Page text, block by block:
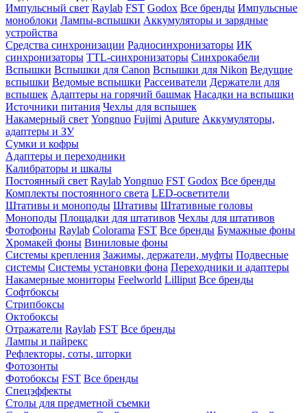
Импульсный свет Raylab FST Godox Все бренды Импульсные
моноблоки Лампы-вспышки Аккумуляторы и зарядные
устройства
Средства синхронизации Радиосинхронизаторы ИК
синхронизаторы TTL-синхронизаторы Синхрокабели
Вспышки Вспышки для Canon Вспышки для Nikon Ведущие
вспышки Ведомые вспышки Рассеиватели Держатели для
вспышек Адаптеры на горячий башмак Насадки на вспышки
Источники питания Чехлы для вспышек
Накамерный свет Yongnuo Fujimi Aputure Аккумуляторы,
адаптеры и ЗУ
Сумки и кофры
Адаптеры и переходники
Калибраторы и шкалы
Постоянный свет RaylabYongnuo FST Godox Все бренды
Комплекты постоянного света LED-осветители
Штативы и моноподы Штативы Штативные головы
Моноподы Площадки для штативов Чехлы для штативов
Фотофоны Raylab Colorama FST Все бренды Бумажные фоны
Хромакей фоны Виниловые фоны
Системы крепления Зажимы, держатели, муфты Подвесные
системы Системы установки фона Переходники и адаптеры
Накамерные мониторы Feelworld Lilliput Все бренды
Софтбоксы
Стрипбоксы
Октобоксы
Отражатели Raylab FST Все бренды
Лампы и пайрекс
Рефлекторы, соты, шторки
Фотозонты
Фотобоксы FST Все бренды
Спецэффекты
Столы для предметной съемки